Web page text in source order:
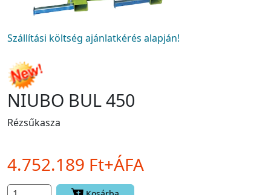
Szállítási költség ajánlatkérés alapján!
NIUBO BUL 450
Rézsűkasza
4.752.189 Ft+ÁFA